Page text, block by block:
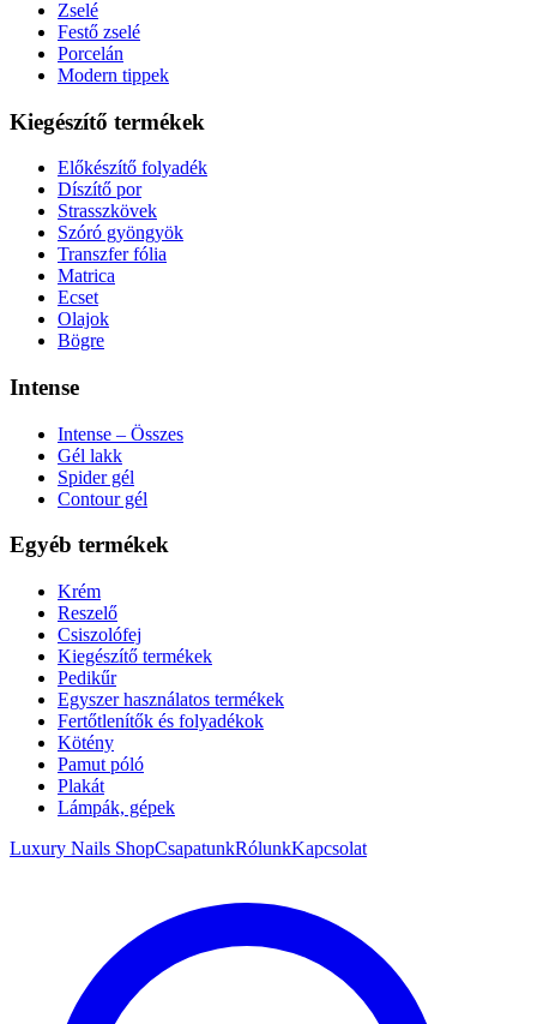
Zselé
Festő zselé
Porcelán
Modern tippek
Kiegészítő termékek
Előkészítő folyadék
Díszítő por
Strasszkövek
Szóró gyöngyök
Transzfer fólia
Matrica
Ecset
Olajok
Bögre
Intense
Intense – Összes
Gél lakk
Spider gél
Contour gél
Egyéb termékek
Krém
Reszelő
Csiszolófej
Kiegészítő termékek
Pedikűr
Egyszer használatos termékek
Fertőtlenítők és folyadékok
Kötény
Pamut póló
Plakát
Lámpák, gépek
Luxury Nails ShopCsapatunkRólunkKapcsolat